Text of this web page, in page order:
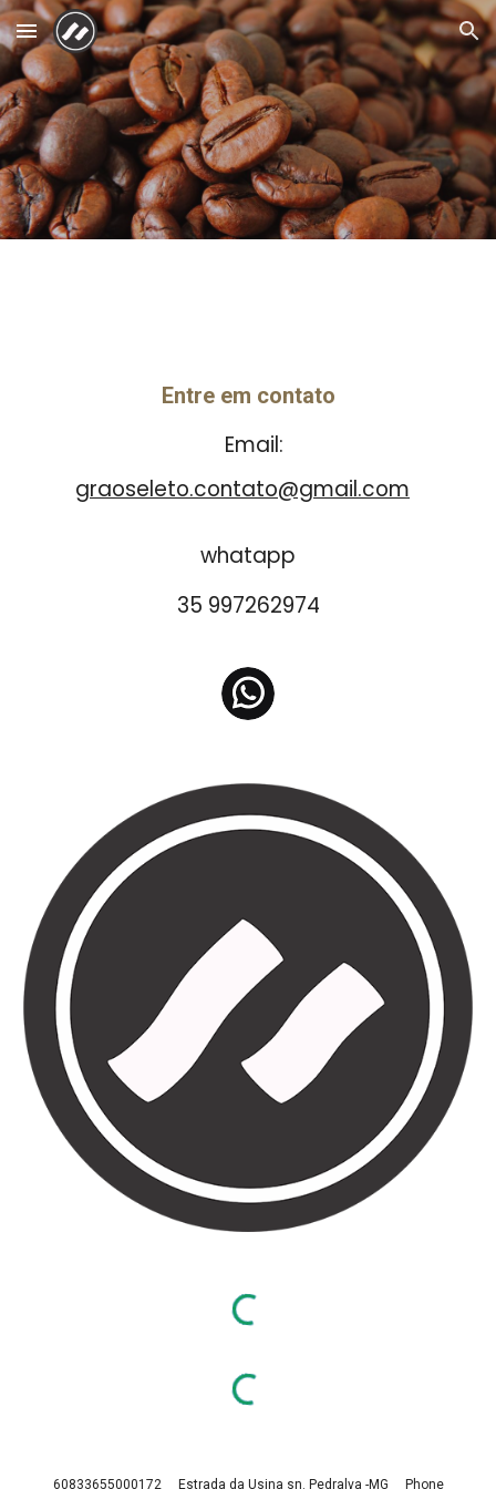
Skip to main content Skip to navigation
Entre em contato
Email:
graoseleto.contato@gmail.com
whatapp
35 997262974
60833655000172 Estrada da Usina sn. Pedralva -MG Phone